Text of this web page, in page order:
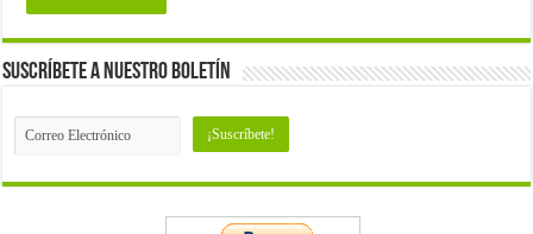
Suscríbete a nuestro Boletín